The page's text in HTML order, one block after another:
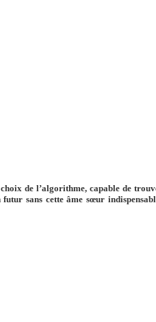
de l’algorithme, capable de
sans cette âme sœur